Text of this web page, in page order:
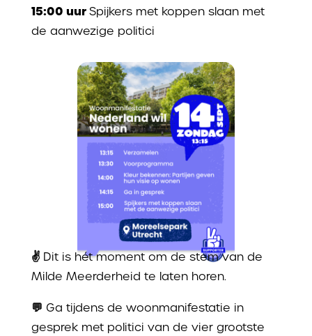
15:00 uurSpijkers met koppen slaan met
de aanwezige politici
✌️ Dit is hét moment om de stem van de
Milde Meerderheid te laten horen.
💬 Ga tijdens de woonmanifestatie in
gesprek met politici van de vier grootste